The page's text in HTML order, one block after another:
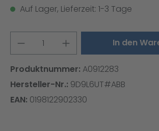
Auf Lager, Lieferzeit: 1-3 Tage
Produkt Anzahl: Gib den
In den
Produktnummer: A0912283
Hersteller-Nr.: 9D9L6UT#ABB
EAN: 0198122902330